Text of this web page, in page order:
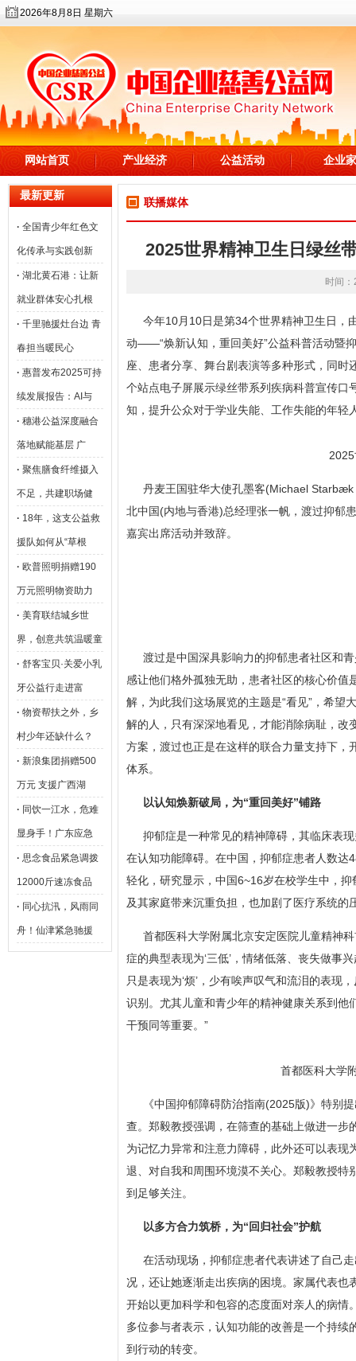
2026年8月8日 星期六
网站首页 产业经济 公益活动 企业家
最新更新
· 全国青少年红色文
化传承与实践创新
· 湖北黄石港：让新
就业群体安心扎根
· 千里驰援灶台边 青
春担当暖民心
· 惠普发布2025可持
续发展报告：AI与
· 穗港公益深度融合
落地赋能基层 广
· 聚焦膳食纤维摄入
不足，共建职场健
· 18年，这支公益救
援队如何从“草根
· 欧普照明捐赠190
万元照明物资助力
· 美育联结城乡世
界，创意共筑温暖童
· 舒客宝贝·关爱小乳
牙公益行走进富
· 物资帮扶之外，乡
村少年还缺什么？
· 新浪集团捐赠500
万元 支援广西湖
· 同饮一江水，危难
显身手！广东应急
· 思念食品紧急调拨
12000斤速冻食品
· 同心抗汛，风雨同
舟！仙津紧急驰援
联播媒体
2025世界精神卫生日绿丝
时间
今年10月10日是第34个世界精神卫生日，
动——“焕新认知，重回美好”公益科普活动暨
座、患者分享、舞台剧表演等多种形式，同
个站点电子屏展示绿丝带系列疾病科普宣传
知，提升公众对于学业失能、工作失能的年
丹麦王国驻华大使孔墨客(Michael
北中国(内地与香港)总经理张一帆，渡过抑郁
嘉宾出席活动并致辞。
渡过是中国深具影响力的抑郁患者社区和
感让他们格外孤独无助，患者社区的核心价
解，为此我们这场展览的主题是“看见”，希望
解的人，只有深深地看见，才能消除病耻，
方案，渡过也正是在这样的联合力量支持下
体系。
以认知焕新破局，为“重回美好”铺路
抑郁症是一种常见的精神障碍，其临床表
在认知功能障碍。在中国，抑郁症患者人数
轻化，研究显示，中国6~16岁在校学生中，
及其家庭带来沉重负担，也加剧了医疗系统的
首都医科大学附属北京安定医院儿童精神
症的典型表现为‘三低’，情绪低落、丧失做事
只是表现为‘烦’，少有唉声叹气和流泪的表现
识别。尤其儿童和青少年的精神健康关系到
干预同等重要。”
首都医科大学
《中国抑郁障碍防治指南(2025版)》特别
查。郑毅教授强调，在筛查的基础上做进一
为记忆力异常和注意力障碍，此外还可以表
退、对自我和周围环境漠不关心。郑毅教授
到足够关注。
以多方合力筑桥，为“回归社会”护航
在活动现场，抑郁症患者代表讲述了自己
况，还让她逐渐走出疾病的困境。家属代表
开始以更加科学和包容的态度面对亲人的病
多位参与者表示，认知功能的改善是一个持
到行动的转变。